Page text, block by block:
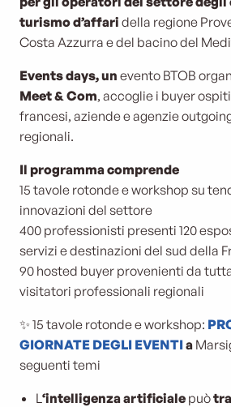
turismo d’affari della regione
Costa Azzurra e del bacino del
Events days, un evento BTOB
Meet & Com, accoglie i buyer
francesi, aziende e agenzie
regionali.
Il programma comprende
15 tavole rotonde e workshop su
innovazioni del settore
400 professionisti presenti 120
servizi e destinazioni del sud della
90 hosted buyer provenienti da
visitatori professionali regionali
✨ 15 tavole rotonde e workshop:
GIORNATE DEGLI EVENTIa
seguenti temi
L‘intelligenza artificiale può